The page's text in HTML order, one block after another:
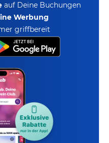
auf Deine Buchungen
Werbung
griffbereit